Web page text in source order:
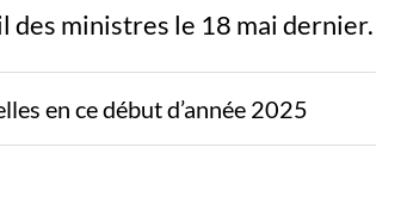
des ministres le 18 mai dernier.
en ce début d’année 2025